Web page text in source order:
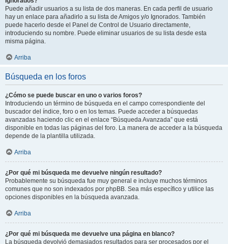
Puede añadir usuarios a su lista de dos maneras. En cada perfil de usuario
hay un enlace para añadirlo a su lista de Amigos y/o Ignorados. También
puede hacerlo desde el Panel de Control de Usuario directamente,
introduciendo su nombre. Puede eliminar usuarios de su lista desde esta
misma página.
Arriba
Búsqueda en los foros
¿Cómo se puede buscar en uno o varios foros?
Introduciendo un término de búsqueda en el campo correspondiente del
buscador del índice, foro o en los temas. Puede acceder a búsquedas
avanzadas haciendo clic en el enlace “Búsqueda Avanzada” que está
disponible en todas las páginas del foro. La manera de acceder a la búsqueda
depende de la plantilla utilizada.
Arriba
¿Por qué mi búsqueda me devuelve ningún resultado?
Probablemente su búsqueda fue muy general e incluye muchos términos
comunes que no son indexados por phpBB. Sea más específico y utilice las
opciones disponibles en la búsqueda avanzada.
Arriba
¿Por qué mi búsqueda me devuelve una página en blanco?
La búsqueda devolvió demasiados resultados para ser procesados por el